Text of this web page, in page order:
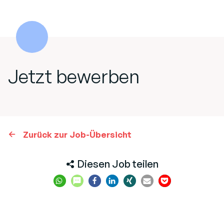
Jetzt bewerben
Zurück zur Job-Übersicht
Diesen Job teilen